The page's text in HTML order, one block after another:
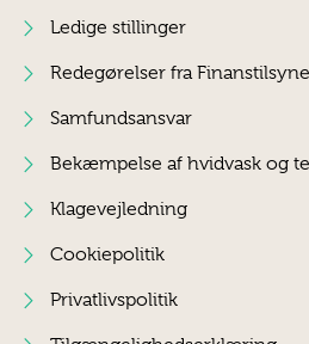
Ledige stillinger
Redegørelser fra
Samfundsansvar
Bekæmpelse af hvidvask og
Klagevejledning
Cookiepolitik
Privatlivspolitik